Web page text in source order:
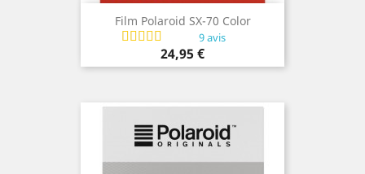
Film Polaroid SX-70 Color
9 avis
Prix
24,95 €